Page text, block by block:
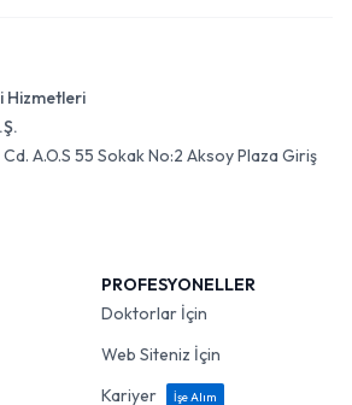
Hizmetleri
A.O.S 55 Sokak No:2 Aksoy Plaza Giriş
PROFESYONELLER
Doktorlar İçin
Web Siteniz İçin
Kariyer
İşe Alım